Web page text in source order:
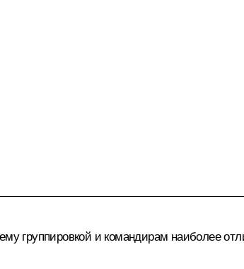
группировкой и командирам наиболее